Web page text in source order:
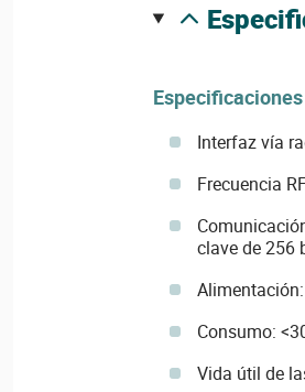
Especificaciones
Interfaz vía
Frecuencia
clave de 256
Consumo:
Vida útil de